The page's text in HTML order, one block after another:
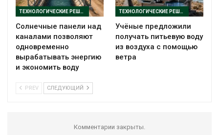
ТЕХНОЛОГИЧЕСКИЕ РЕШЕНИЯ
Солнечные панели над
каналами позволяют
одновременно
вырабатывать энергию
и экономить воду
ТЕХНОЛОГИЧЕСКИЕ РЕШЕНИЯ
Учёные предложили
получать питьевую воду
из воздуха с помощью
ветра
PREV СЛЕДУЮЩИЙ
Комментарии закрыты.